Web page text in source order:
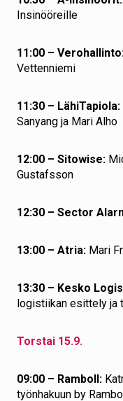
Insinööreille
11:00 –
Vettenniemi
11:30 – LähiTapiola:
Sanyang ja Mari Alho
12:00 – Sitowise:
Gustafsson
12:30 – Sector
13:00 – Atria: Mari
13:30 – Kesko
logistiikan esittely ja
Torstai 15.9.
09:00 – Ramboll:
työnhakuun by Ramboll